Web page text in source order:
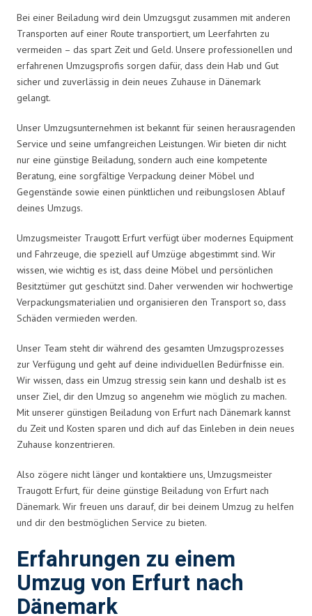
Bei einer Beiladung wird dein Umzugsgut zusammen mit anderen
Transporten auf einer Route transportiert, um Leerfahrten zu
vermeiden – das spart Zeit und Geld. Unsere professionellen und
erfahrenen Umzugsprofis sorgen dafür, dass dein Hab und Gut
sicher und zuverlässig in dein neues Zuhause in Dänemark
gelangt.
Unser Umzugsunternehmen ist bekannt für seinen herausragenden
Service und seine umfangreichen Leistungen. Wir bieten dir nicht
nur eine günstige Beiladung, sondern auch eine kompetente
Beratung, eine sorgfältige Verpackung deiner Möbel und
Gegenstände sowie einen pünktlichen und reibungslosen Ablauf
deines Umzugs.
Umzugsmeister Traugott Erfurt verfügt über modernes Equipment
und Fahrzeuge, die speziell auf Umzüge abgestimmt sind. Wir
wissen, wie wichtig es ist, dass deine Möbel und persönlichen
Besitztümer gut geschützt sind. Daher verwenden wir hochwertige
Verpackungsmaterialien und organisieren den Transport so, dass
Schäden vermieden werden.
Unser Team steht dir während des gesamten Umzugsprozesses
zur Verfügung und geht auf deine individuellen Bedürfnisse ein.
Wir wissen, dass ein Umzug stressig sein kann und deshalb ist es
unser Ziel, dir den Umzug so angenehm wie möglich zu machen.
Mit unserer günstigen Beiladung von Erfurt nach Dänemark kannst
du Zeit und Kosten sparen und dich auf das Einleben in dein neues
Zuhause konzentrieren.
Also zögere nicht länger und kontaktiere uns, Umzugsmeister
Traugott Erfurt, für deine günstige Beiladung von Erfurt nach
Dänemark. Wir freuen uns darauf, dir bei deinem Umzug zu helfen
und dir den bestmöglichen Service zu bieten.
Erfahrungen zu einem
Umzug von Erfurt nach
Dänemark